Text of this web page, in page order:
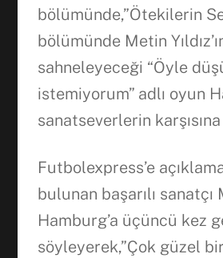
bölümünde,”Ötekilerin
bölümünde Metin
sahneleyeceği “Öyle
istemiyorum” adlı oyun
sanatseverlerin
Futbolexpress’e
bulunan başarılı sanatçı
Hamburg’a üçüncü kez
söyleyerek,”Çok güzel